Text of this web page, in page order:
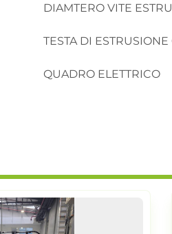
DIAMTERO VITE
TESTA DI
QUADRO ELETTRICO